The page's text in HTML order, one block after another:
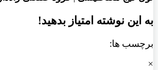
به این نوشته امتیاز بدهید!
برچسب ها:
×